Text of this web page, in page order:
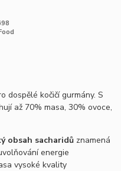
dospělé kočičí gurmány. S
až 70% masa, 30% ovoce,
obsah sacharidů znamená
energie
vysoké kvality